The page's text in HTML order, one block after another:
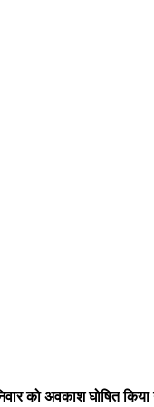
को अवकाश घोषित किया